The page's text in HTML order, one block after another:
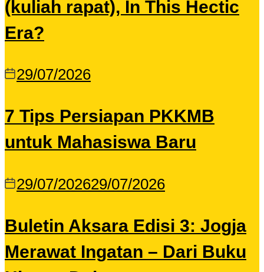
(kuliah rapat), In This Hectic
Era?
29/07/2026
7 Tips Persiapan PKKMB
untuk Mahasiswa Baru
29/07/202629/07/2026
Buletin Aksara Edisi 3: Jogja
Merawat Ingatan – Dari Buku